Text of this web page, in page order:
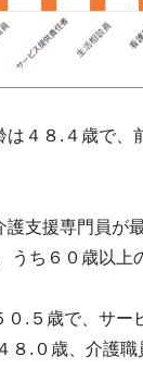
４８.４歳で、
支援専門員が
うち６０歳以上
.５歳で、サー
８.０歳、介護